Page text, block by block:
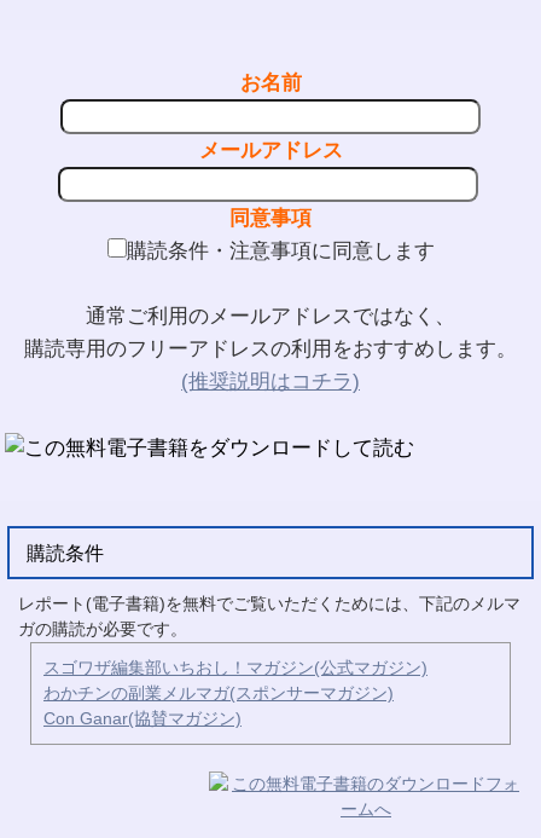
お名前
メールアドレス
同意事項
購読条件・注意事項に同意します
通常ご利用のメールアドレスではなく、
購読専用のフリーアドレスの利用をおすすめします。
(推奨説明はコチラ)
購読条件
レポート(電子書籍)を無料でご覧いただくためには、下記のメルマ
ガの購読が必要です。
スゴワザ編集部いちおし！マガジン(公式マガジン)
わかチンの副業メルマガ(スポンサーマガジン)
Con Ganar(協賛マガジン)